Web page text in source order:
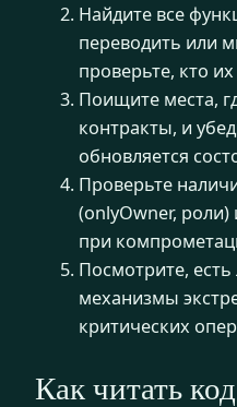
Найдите все
переводить или
проверьте, кто
Поищите места,
контракты, и
обновляется
Проверьте
(onlyOwner, роли)
при
Посмотрите,
механизмы
критических
Как читать код